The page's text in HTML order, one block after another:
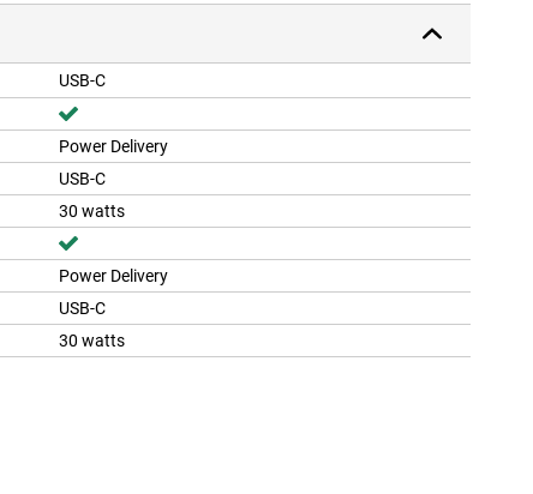
USB-C
Power Delivery
USB-C
30 watts
Power Delivery
USB-C
30 watts